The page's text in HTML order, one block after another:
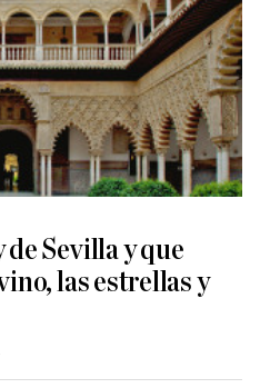
Sevilla y que
las estrellas y